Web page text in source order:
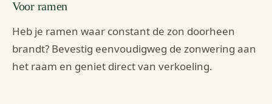
Voor ramen
Heb je ramen waar constant de zon doorheen
brandt? Bevestig eenvoudigweg de zonwering aan
het raam en geniet direct van verkoeling.